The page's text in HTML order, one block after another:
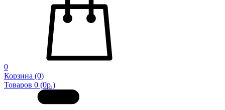
0
Корзина (0)
Товаров 0 (0р.)